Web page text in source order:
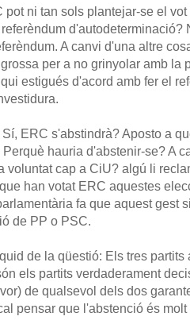
pot ni tan sols plantejar-se el
d'autodeterminació?
A canvi d'una altre
per a no grinyolar amb la
estigués d'acord amb fer el
ERC s'abstindrà? Aposto a
hauria d'abstenir-se? A
voluntat cap a CiU? algú li
han votat ERC aquestes
fa que aquest gest
de PP o PSC.
de la qüestió: Els tres
els partits verdaderament
de qualsevol dels dos
pensar que l'abstenció és